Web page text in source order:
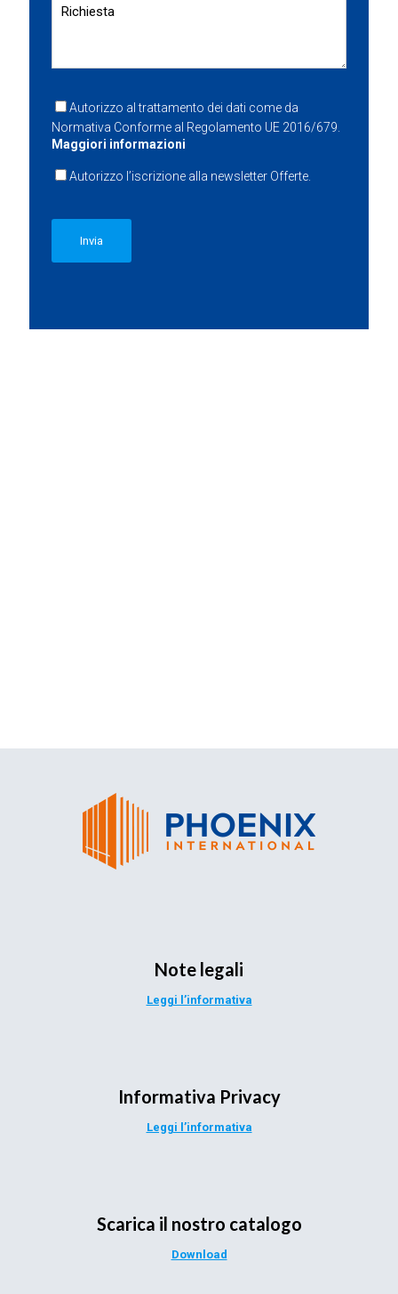
Autorizzo al trattamento dei dati come da
Normativa Conforme al Regolamento UE 2016/679.
Maggiori informazioni
Autorizzo l’iscrizione alla newsletter Offerte.
Note legali
Leggi l’informativa
Informativa Privacy
Leggi l’informativa
Scarica il nostro catalogo
Download